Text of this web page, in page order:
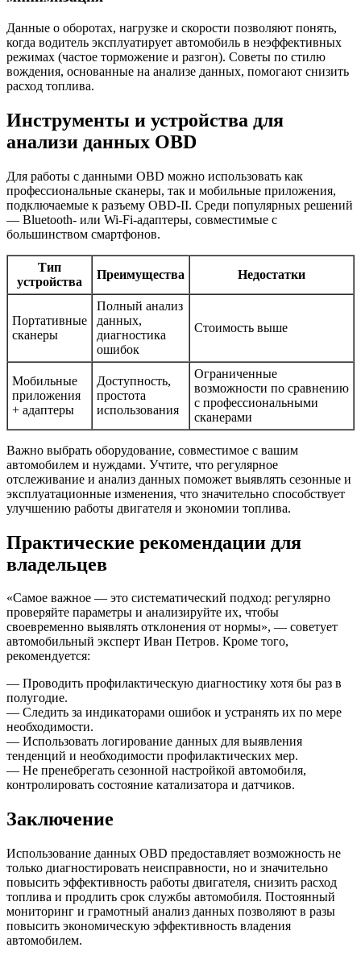
Данные о оборотах, нагрузке и скорости позволяют понять,
когда водитель эксплуатирует автомобиль в неэффективных
режимах (частое торможение и разгон). Советы по стилю
вождения, основанные на анализе данных, помогают снизить
расход топлива.
Инструменты и устройства для
анализи данных OBD
Для работы с данными OBD можно использовать как
профессиональные сканеры, так и мобильные приложения,
подключаемые к разъему OBD-II. Среди популярных решений
— Bluetooth- или Wi-Fi-адаптеры, совместимые с
большинством смартфонов.
Тип
устройства
Преимущества Недостатки
Портативные
сканеры
Полный анализ
данных,
диагностика
ошибок
Стоимость выше
Мобильные
приложения
+ адаптеры
Доступность,
простота
использования
Ограниченные
возможности по сравнению
с профессиональными
сканерами
Важно выбрать оборудование, совместимое с вашим
автомобилем и нуждами. Учтите, что регулярное
отслеживание и анализ данных поможет выявлять сезонные и
эксплуатационные изменения, что значительно способствует
улучшению работы двигателя и экономии топлива.
Практические рекомендации для
владельцев
«Самое важное — это систематический подход: регулярно
проверяйте параметры и анализируйте их, чтобы
своевременно выявлять отклонения от нормы», — советует
автомобильный эксперт Иван Петров. Кроме того,
рекомендуется:
— Проводить профилактическую диагностику хотя бы раз в
полугодие.
— Следить за индикаторами ошибок и устранять их по мере
необходимости.
— Использовать логирование данных для выявления
тенденций и необходимости профилактических мер.
— Не пренебрегать сезонной настройкой автомобиля,
контролировать состояние катализатора и датчиков.
Заключение
Использование данных OBD предоставляет возможность не
только диагностировать неисправности, но и значительно
повысить эффективность работы двигателя, снизить расход
топлива и продлить срок службы автомобиля. Постоянный
мониторинг и грамотный анализ данных позволяют в разы
повысить экономическую эффективность владения
автомобилем.